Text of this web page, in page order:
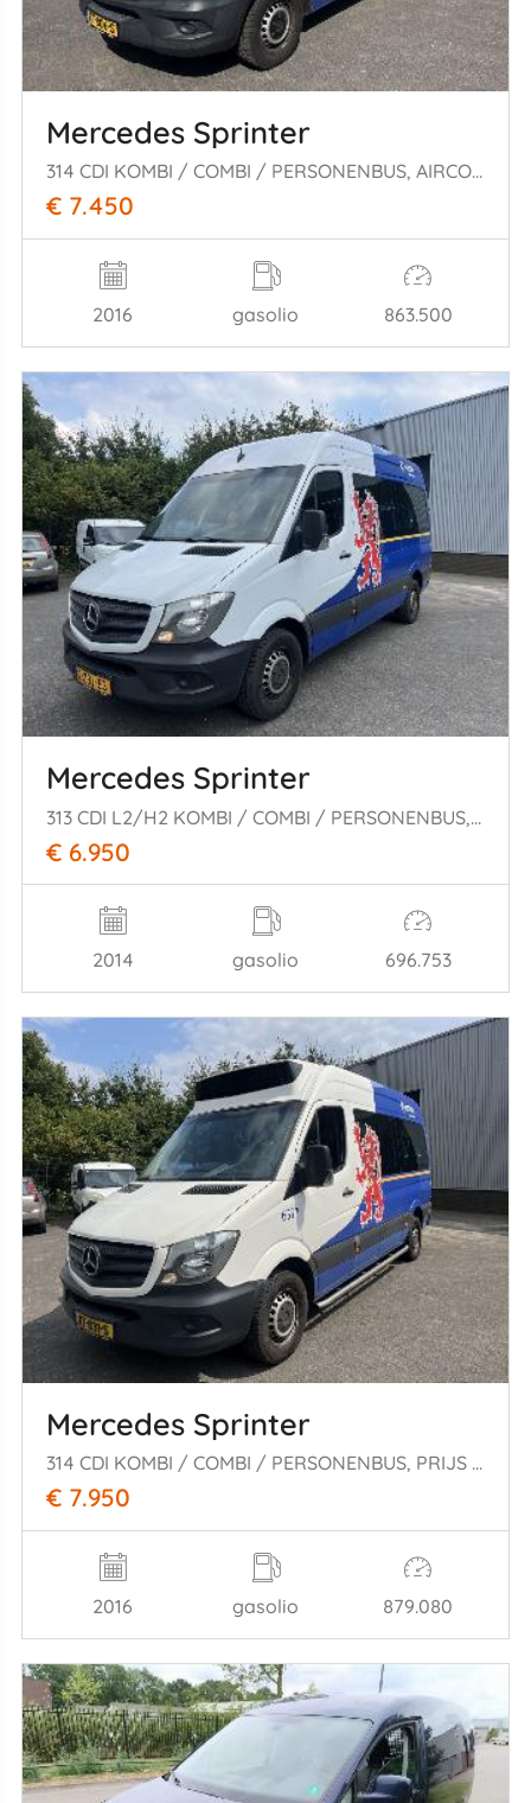
Mercedes Sprinter
314 CDI KOMBI / COMBI / PERSONENBUS, AIRCO PRIJS IS EXCL. BTW
€ 7.450
2016 gasolio 863.500
Mercedes Sprinter
313 CDI L2/H2 KOMBI / COMBI / PERSONENBUS, PRIJS IS EXCL. BTW !
€ 6.950
2014 gasolio 696.753
Mercedes Sprinter
314 CDI KOMBI / COMBI / PERSONENBUS, PRIJS IS EXCL.BTW !!!
€ 7.950
2016 gasolio 879.080